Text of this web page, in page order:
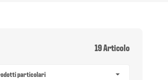
19 Articolo
particolari